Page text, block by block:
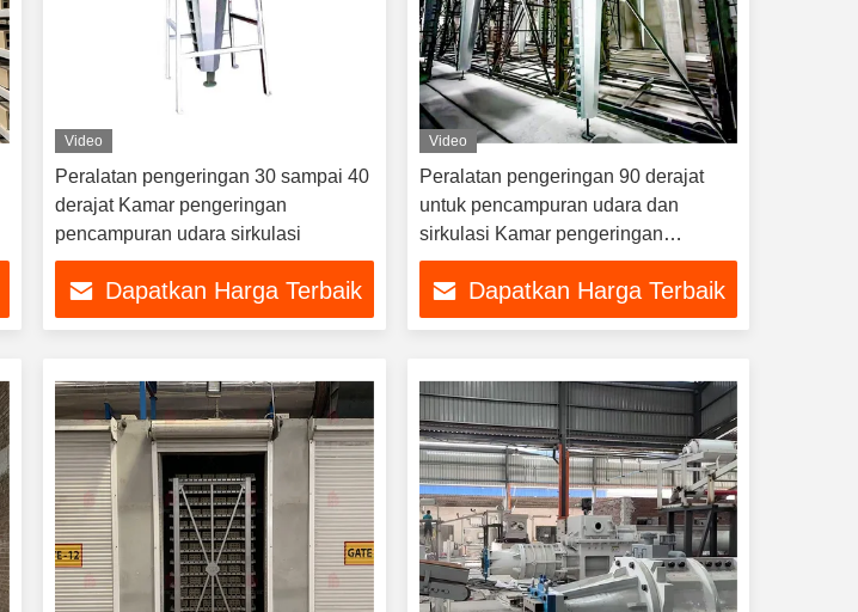
Video
Peralatan pengeringan 30 sampai 40
derajat Kamar pengeringan
pencampuran udara sirkulasi
Dapatkan Harga Terbaik
Video
Peralatan pengeringan 90 derajat
untuk pencampuran udara dan
sirkulasi Kamar pengeringan
pembuatan bata
Dapatkan Harga Terbaik